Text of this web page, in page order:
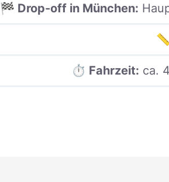
🏁 Drop-off in München:
⏱️ Fahrzeit: ca.